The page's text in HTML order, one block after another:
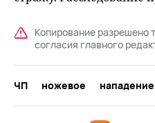
Копирование разрешено
согласия главного
ЧП ножевое нападение